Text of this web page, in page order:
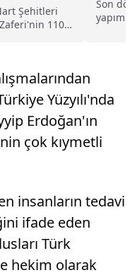
Şehitleri
110.
Son
Yüzyılı'nda
Erdoğan'ın
çok kıymetli
insanların tedavi
ifade eden
Türk
hekim olarak